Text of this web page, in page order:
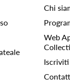
Chi
Web